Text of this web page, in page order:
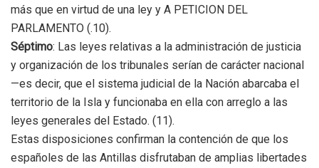
más que en virtud de una ley y A PETICION DEL
PARLAMENTO (.10).
Séptimo: Las leyes relativas a la administración de justicia
y organización de los tribunales serían de carácter nacional
—es decir, que el sistema judicial de la Nación abarcaba el
territorio de la Isla y funcionaba en ella con arreglo a las
leyes generales del Estado. (11).
Estas disposiciones confirman la contención de que los
españoles de las Antillas disfrutaban de amplias libertades